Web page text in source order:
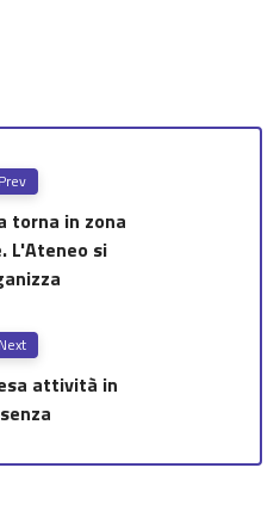
Prev
torna in zona
L'Ateneo si
Next
attività in